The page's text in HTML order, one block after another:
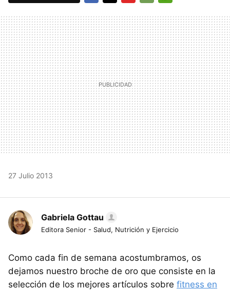
MAIL
27 Julio 2013
Gabriela Gottau
Editora Senior - Salud, Nutrición y Ejercicio
Como cada fin de semana acostumbramos, os
dejamos nuestro broche de oro que consiste en la
selección de los mejores artículos sobre fitness en